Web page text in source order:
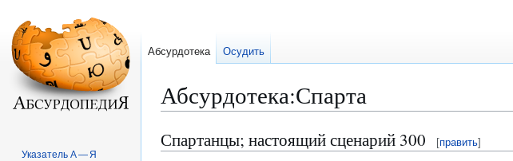
Абсурдотека:Спарта
Перейти
к
Перейти
к
Спартанцы; настоящий сценарий 300 [править]
Абсурдотека Осудить
Указатель А — Я